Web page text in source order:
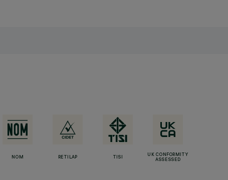
NOM RETILAP TISI
UK CONFORMITY
ASSESSED